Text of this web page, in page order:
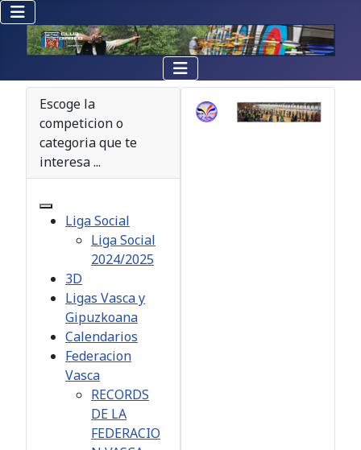
Escoge la
competicion o
categoria que te
interesa ...
Liga Social
Liga Social
2024/2025
3D
Ligas Vasca y
Gipuzkoana
Calendarios
Federacion
Vasca
RECORDS
DE LA
FEDERACIO